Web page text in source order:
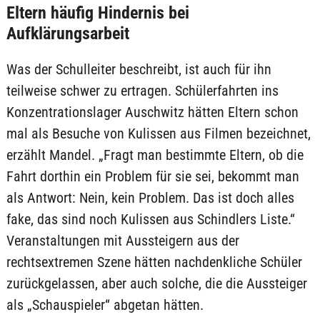
Eltern häufig Hindernis bei
Aufklärungsarbeit
Was der Schulleiter beschreibt, ist auch für ihn
teilweise schwer zu ertragen. Schülerfahrten ins
Konzentrationslager Auschwitz hätten Eltern schon
mal als Besuche von Kulissen aus Filmen bezeichnet,
erzählt Mandel. „Fragt man bestimmte Eltern, ob die
Fahrt dorthin ein Problem für sie sei, bekommt man
als Antwort: Nein, kein Problem. Das ist doch alles
fake, das sind noch Kulissen aus Schindlers Liste.“
Veranstaltungen mit Aussteigern aus der
rechtsextremen Szene hätten nachdenkliche Schüler
zurückgelassen, aber auch solche, die die Aussteiger
als „Schauspieler“ abgetan hätten.